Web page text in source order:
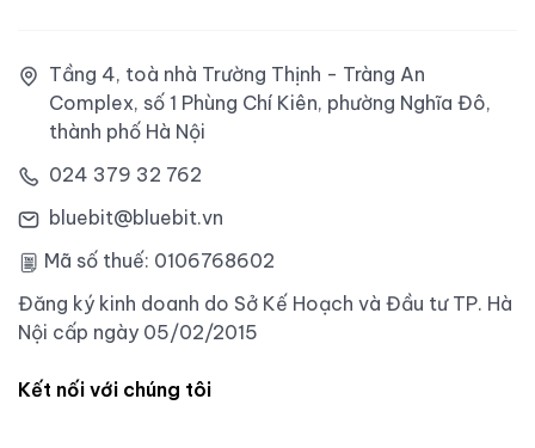
Tầng 4, toà nhà Trường Thịnh - Tràng An
Complex, số 1 Phùng Chí Kiên, phường Nghĩa Đô,
thành phố Hà Nội
024 379 32 762
bluebit@bluebit.vn
Mã số thuế: 0106768602
Đăng ký kinh doanh do Sở Kế Hoạch và Đầu tư TP. Hà
Nội cấp ngày 05/02/2015
Kết nối với chúng tôi